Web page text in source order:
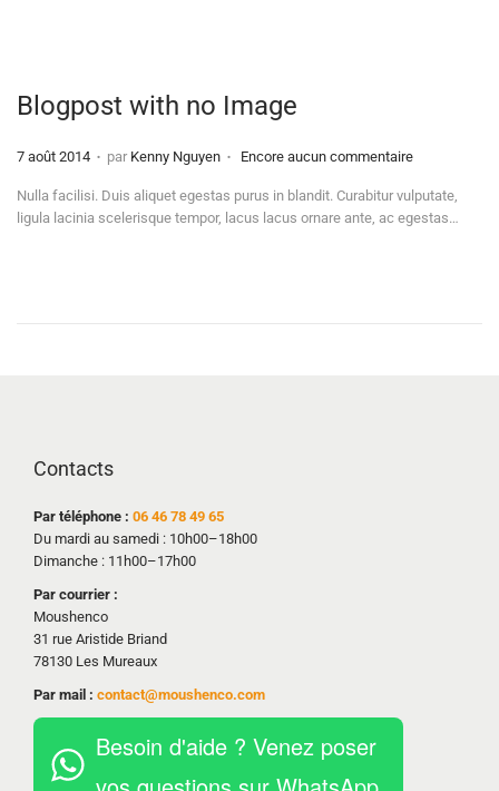
Blogpost with no Image
Publié
7 août 2014 . par Kenny Nguyen . Encore aucun commentaire
Nulla facilisi. Duis aliquet egestas purus in blandit. Curabitur vulputate,
ligula lacinia scelerisque tempor, lacus lacus ornare ante, ac egestas…
Contacts
Par téléphone : 06 46 78 49 65
Du mardi au samedi : 10h00–18h00
Dimanche : 11h00–17h00
Par courrier :
Moushenco
31 rue Aristide Briand
78130 Les Mureaux
Par mail : contact@moushenco.com
Besoin d'aide ? Venez poser